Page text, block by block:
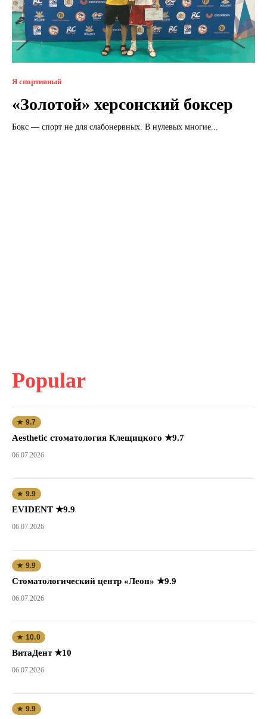
Я спортивный
«Золотой» херсонский боксер
Бокс — спорт не для слабонервных. В нулевых многие...
Popular
★ 9.7
Aesthetic стоматология Клещицкого ★9.7
06.07.2026
★ 9.9
EVIDENT ★9.9
06.07.2026
★ 9.9
Стоматологический центр «Леон» ★9.9
06.07.2026
★ 10.0
ВитаДент ★10
06.07.2026
★ 9.9